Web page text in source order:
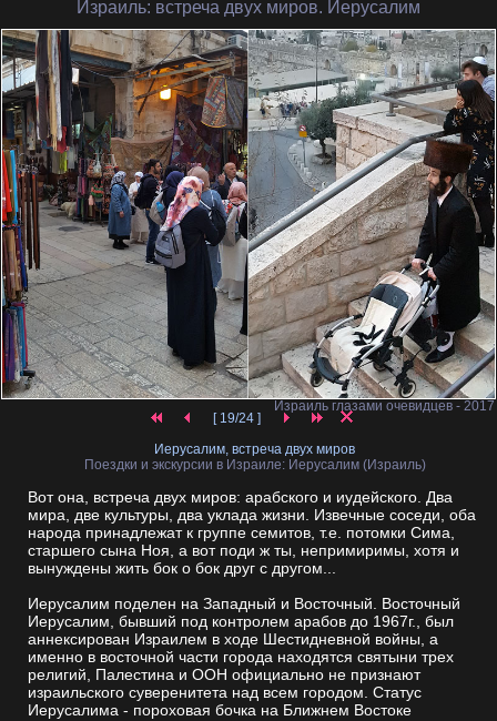
Израиль: встреча двух миров. Иерусалим
Израиль глазами очевидцев - 2017
[ 19/24 ]
Иерусалим, встреча двух миров
Поездки и экскурсии в Израиле: Иерусалим (Израиль)
Вот она, встреча двух миров: арабского и иудейского. Два
мира, две культуры, два уклада жизни. Извечные соседи, оба
народа принадлежат к группе семитов, т.е. потомки Сима,
старшего сына Ноя, а вот поди ж ты, непримиримы, хотя и
вынуждены жить бок о бок друг с другом...
Иерусалим поделен на Западный и Восточный. Восточный
Иерусалим, бывший под контролем арабов до 1967г., был
аннексирован Израилем в ходе Шестидневной войны, а
именно в восточной части города находятся святыни трех
религий, Палестина и ООН официально не признают
израильского суверенитета над всем городом. Статус
Иерусалима - пороховая бочка на Ближнем Востоке